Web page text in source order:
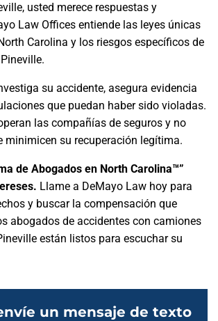
usted merece respuestas y
Law Offices entiende las leyes únicas
Carolina y los riesgos específicos de
su accidente, asegura evidencia
que puedan haber sido violadas.
las compañías de seguros y no
minimicen su recuperación legítima.
de Abogados en North Carolina™”
Llame a DeMayo Law hoy para
y buscar la compensación que
abogados de accidentes con camiones
están listos para escuchar su
un mensaje de texto